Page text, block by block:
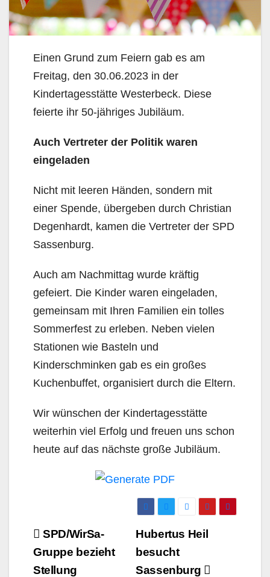
Einen Grund zum Feiern gab es am
Freitag, den 30.06.2023 in der
Kindertagesstätte Westerbeck. Diese
feierte ihr 50-jähriges Jubiläum.
Auch Vertreter der Politik waren
eingeladen
Nicht mit leeren Händen, sondern mit
einer Spende, übergeben durch Christian
Degenhardt, kamen die Vertreter der SPD
Sassenburg.
Auch am Nachmittag wurde kräftig
gefeiert. Die Kinder waren eingeladen,
gemeinsam mit Ihren Familien ein tolles
Sommerfest zu erleben. Neben vielen
Stationen wie Basteln und
Kinderschminken gab es ein großes
Kuchenbuffet, organisiert durch die Eltern.
Wir wünschen der Kindertagesstätte
weiterhin viel Erfolg und freuen uns schon
heute auf das nächste große Jubiläum.
Beitrags-
Navigation
Hubertus Heil
besucht
Sassenburg
SPD/WirSa-
Gruppe bezieht
Stellung